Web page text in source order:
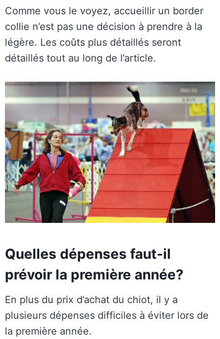
Comme vous le voyez, accueillir un border
collie n’est pas une décision à prendre à la
légère. Les coûts plus détaillés seront
détaillés tout au long de l’article.
Quelles dépenses faut-il
prévoir la première année?
En plus du prix d’achat du chiot, il y a
plusieurs dépenses difficiles à éviter lors de
la première année.